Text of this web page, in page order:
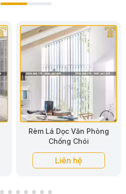
Rèm Lá Dọc Văn Phòng
Chống Tia UV
Liên hệ